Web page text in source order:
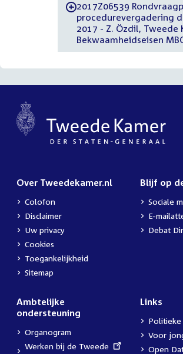
-2017Z06539
procedurevergadering
2017 - Z. Özdil, Tweede
Bekwaamheidseisen
Over Tweedekamer.nl
Colofon
Disclaimer
Uw privacy
Cookies
Toegankelijkheid
Sitemap
Blijf op
Sociale
E-
Debat
Ambtelijke
ondersteuning
Organogram
External
Werken bij de Tweede
Links
Politieke
Voor
External
Open